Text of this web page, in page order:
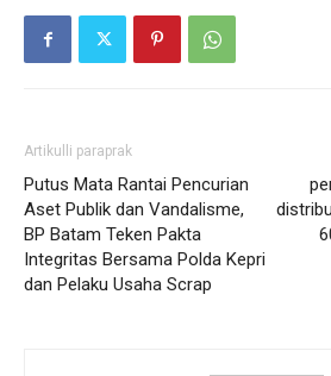
Artikulli paraprak
Putus Mata Rantai Pencurian
Aset Publik dan Vandalisme,
BP Batam Teken Pakta
Integritas Bersama Polda Kepri
dan Pelaku Usaha Scrap